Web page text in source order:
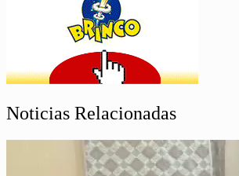
Noticias Relacionadas